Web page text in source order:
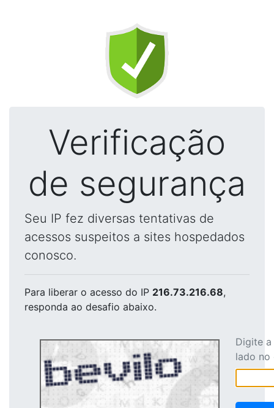
Verificação
de segurança
Seu IP fez diversas tentativas de
acessos suspeitos a sites hospedados
conosco.
Para liberar o acesso do IP 216.73.216.68,
responda ao desafio abaixo.
Digite
lado no